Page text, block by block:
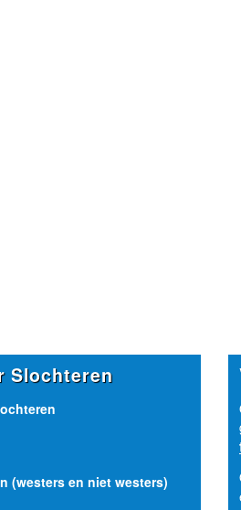
Slochteren
(westers en niet westers)